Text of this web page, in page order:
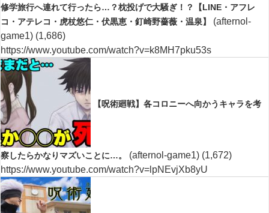
修学旅行へ連れて行ったら…？枕投げで大騒ぎ！？【LINE・アフレ
コ・アテレコ・虎杖悠仁・伏黒恵・釘崎野薔薇・温泉】
(afternol-
game1) (1,686)
https://www.youtube.com/watch?v=k8MH7pku53s
【呪術廻戦】各コロニーへ向かうキャラを考
察したらかなりマズいことに…。 (afternol-game1) (1,672)
https://www.youtube.com/watch?v=lpNEvjXb8yU